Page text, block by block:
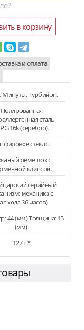
в корзину
и оплата
Минуты, Турбийон.
Полированная
сталь
16k (серебро).
стекло.
ремешок с
клипсой.
серийный
механика с
хода 36 часов).
44 (мм) Толщина: 15
(мм).
127 г.*